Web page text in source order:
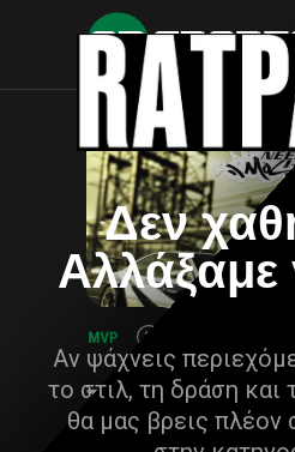
Δεν
Αν ψάχνεις
το στιλ, τη δράση και
θα μας βρεις πλέον